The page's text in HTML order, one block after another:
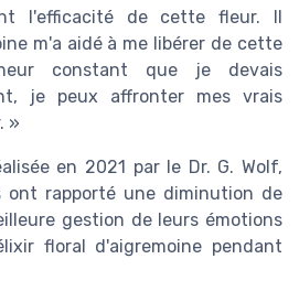
l'efficacité de cette fleur. Il
m'a aidé à me libérer de cette
constant que je devais
je peux affronter mes vrais
»
en 2021 par le Dr. G. Wolf,
ont rapporté une diminution de
gestion de leurs émotions
floral d'aigremoine pendant